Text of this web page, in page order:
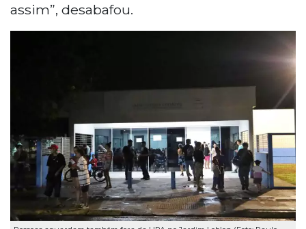
assim”, desabafou.